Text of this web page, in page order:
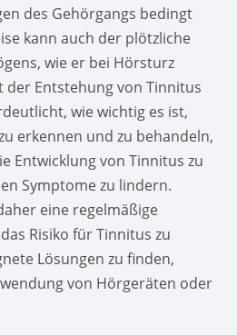
des Gehörgangs bedingt
kann auch der plötzliche
wie er bei Hörsturz
Entstehung von Tinnitus
wie wichtig es ist,
erkennen und zu behandeln,
Entwicklung von Tinnitus zu
Symptome zu lindern.
eine regelmäßige
Risiko für Tinnitus zu
Lösungen zu finden,
von Hörgeräten oder